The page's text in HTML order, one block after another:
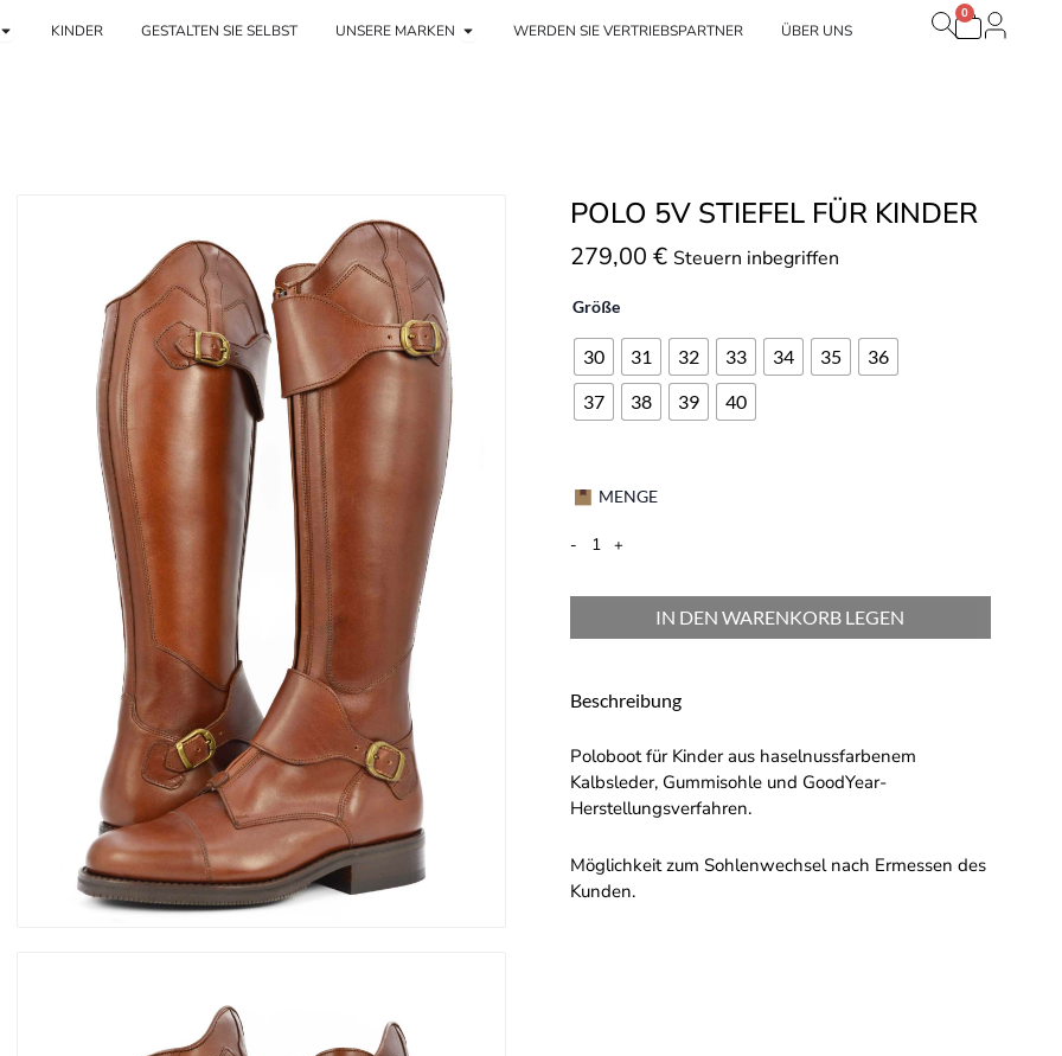
Frau
KINDER GESTALTEN SIE SELBST UNSERE MARKEN Öffnen Unsere Marken
WERDEN SIE VERTRIEBSPARTNER ÜBER UNS
0
POLO 5V STIEFEL FÜR KINDER
279,00 € Steuern inbegriffen
Größe
30 31 32 33 34 35
36
37
38 39 40
MENGE
- +
IN DEN WARENKORB LEGEN
Beschreibung
Poloboot für Kinder aus haselnussfarbenem
Kalbsleder, Gummisohle und GoodYear-
Herstellungsverfahren.
Möglichkeit zum Sohlenwechsel nach Ermessen des
Kunden.